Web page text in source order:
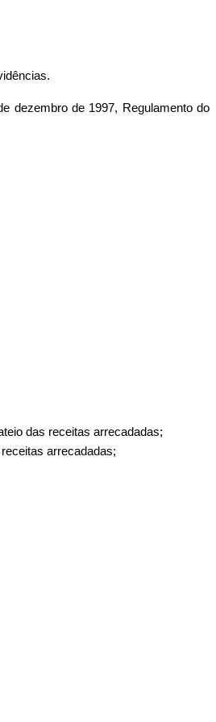
.
dezembro de 1997, Regulamento do
das receitas arrecadadas;
arrecadadas;